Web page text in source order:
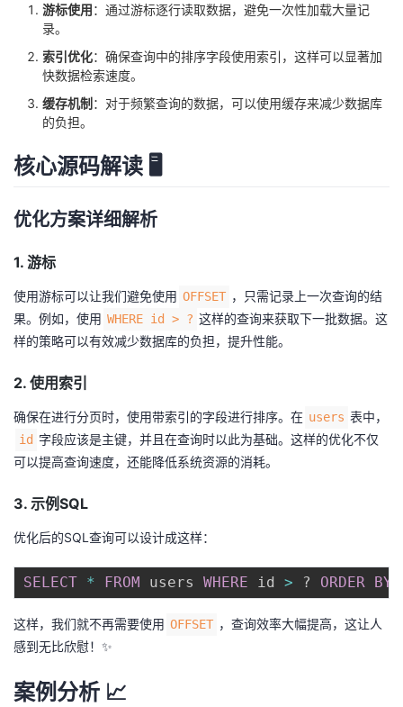
游标使用：通过游标逐行读取数据，避免一次性加载大量记
录。
索引优化：确保查询中的排序字段使用索引，这样可以显著加
快数据检索速度。
缓存机制 ：对于频繁查询的数据，可以使用缓存来减少数据库
的负担。
核心源码解读 🖥️
优化方案详细解析
1. 游标
使用游标可以让我们避免使用 OFFSET ，只需记录上一次查询的结
果。例如，使用 WHERE id > ? 这样的查询来获取下一批数据。这
样的策略可以有效减少数据库的负担，提升性能。
2. 使用索引
确保在进行分页时，使用带索引的字段进行排序。在 users 表中，
id 字段应该是主键，并且在查询时以此为基础。这样的优化不仅
可以提高查询速度，还能降低系统资源的消耗。
3. 示例SQL
优化后的SQL查询可以设计成这样：
SELECT * FROM users WHERE id > ? ORDER BY
这样，我们就不再需要使用 OFFSET ，查询效率大幅提高，这让人
感到无比欣慰！✨
案例分析 📈